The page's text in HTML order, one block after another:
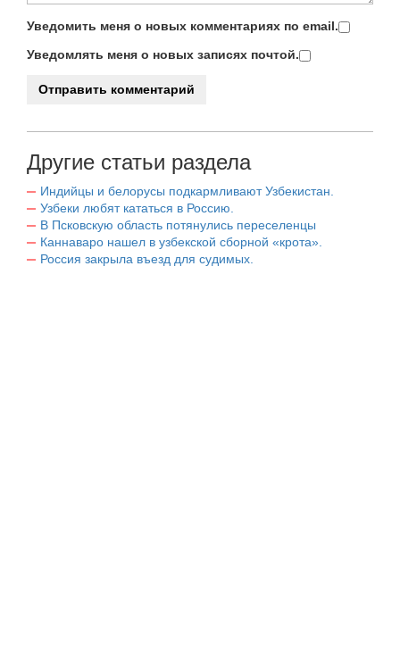
Уведомить меня о новых комментариях по email.
Уведомлять меня о новых записях почтой.
Другие статьи раздела
Индийцы и белорусы подкармливают Узбекистан.
Узбеки любят кататься в Россию.
В Псковскую область потянулись переселенцы
Каннаваро нашел в узбекской сборной «крота».
Россия закрыла въезд для судимых.